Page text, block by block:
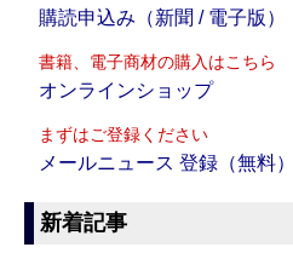
購読申込み（新聞 / 電子版）
書籍、電子商材の購入はこちら
オンラインショップ
まずはご登録ください
メールニュース 登録（無料）
新着記事